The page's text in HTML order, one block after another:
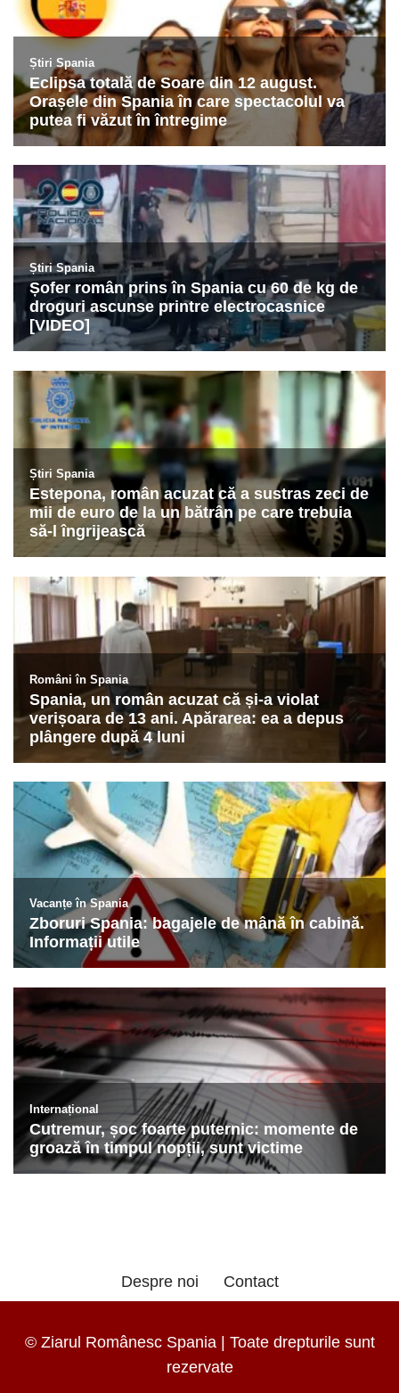
Despre noi Contact
© Ziarul Românesc Spania | Toate drepturile sunt
rezervate